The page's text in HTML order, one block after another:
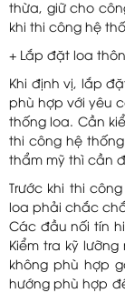
thừa, giữ cho
khi thi công hệ
+ Lắp đặt loa
Khi định vị, lắp
phù hợp với yêu
thống loa. Cần
thi công hệ
thẩm mỹ thì cần
Trước khi thi
loa phải chắc
Các đầu nối tín
Kiểm tra kỹ
không phù hợp
hướng phù hợp